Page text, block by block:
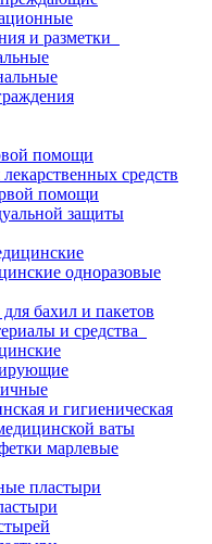
и разметки
помощи
средств
помощи
защиты
одноразовые
бахил и пакетов
и средства
и гигиеническая
ваты
марлевые
пластыри